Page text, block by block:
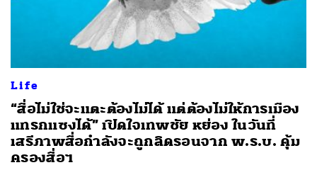
Life
“สื่อไม่ใช่จะแตะต้องไม่ได้ แต่ต้องไม่ให้การเมือง
แทรกแซงได้” เปิดใจเทพชัย หย่อง ในวันที่
เสรีภาพสื่อกำลังจะถูกลิดรอนจาก พ.ร.บ. คุ้ม
ครองสื่อฯ